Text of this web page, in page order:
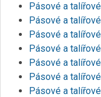
Pásové a
Pásové a
Pásové a
Pásové a
Pásové a
Pásové a
Pásové a